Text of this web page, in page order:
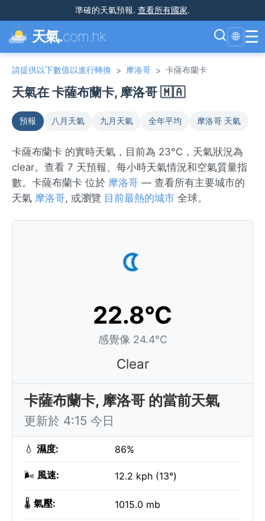
準確的天氣預報. 查看所有國家.
天氣.com.hk 🌐 ☰
請提供以下數值以進行轉換 > 摩洛哥 > 卡薩布蘭卡
天氣在 卡薩布蘭卡, 摩洛哥 🇲🇦
預報 八月天氣 九月天氣 全年平均 摩洛哥 天氣
卡薩布蘭卡 的實時天氣，目前為 23°C，天氣狀況為
clear。查看 7 天預報、每小時天氣情況和空氣質量指
數。卡薩布蘭卡 位於 摩洛哥 — 查看所有主要城市的
天氣 摩洛哥, 或瀏覽 目前最熱的城市 全球。
22.8°C
感覺像 24.4°C
Clear
卡薩布蘭卡, 摩洛哥 的當前天氣
更新於 4:15 今日
💧 濕度: 86%
🌬️ 風速: 12.2 kph (13°)
🌡️ 氣壓: 1015.0 mb